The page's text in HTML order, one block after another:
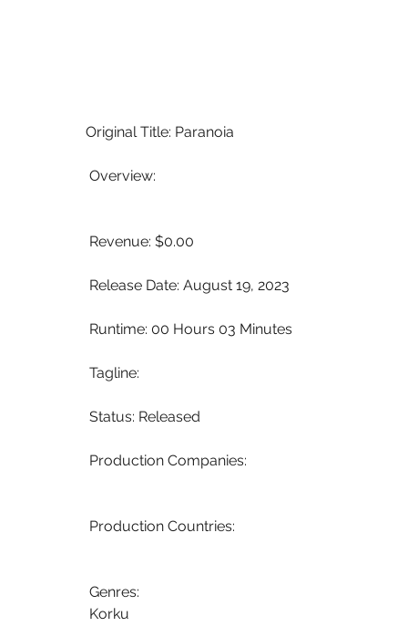
Original Title: Paranoia
Overview:
Revenue: $0.00
Release Date: August 19, 2023
Runtime: 00 Hours 03 Minutes
Tagline:
Status: Released
Production Companies:
Production Countries:
Genres:
Korku